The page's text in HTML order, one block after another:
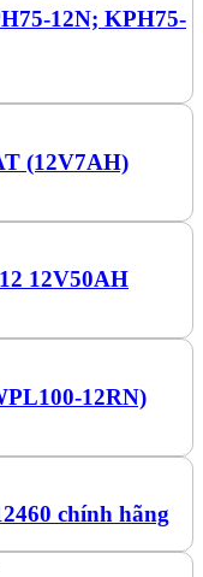
12N; KPH75-
(12V7AH)
12V50AH
12RN)
chính hãng